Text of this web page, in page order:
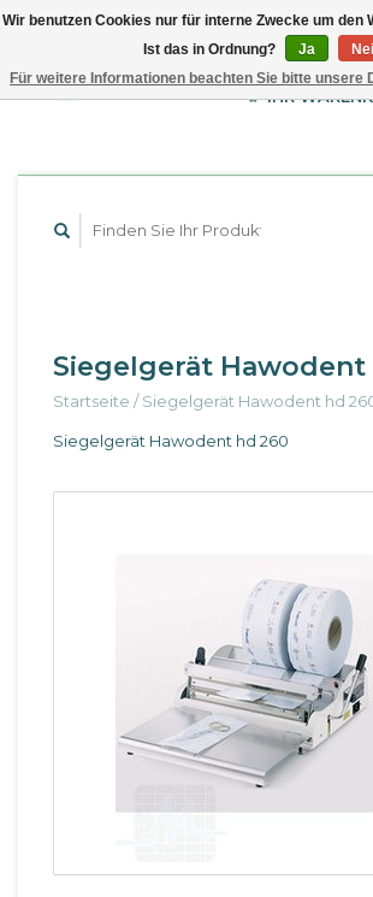
EUR
GBP
USD
IHR
Siegelgerät Hawodent
Startseite /Siegelgerät Hawodent hd
Siegelgerät Hawodent hd 260
Wir benutzen Cookies nur für interne Zwecke um den
Ist das in Ordnung?
Ja
Für weitere Informationen beachten Sie bitte unsere